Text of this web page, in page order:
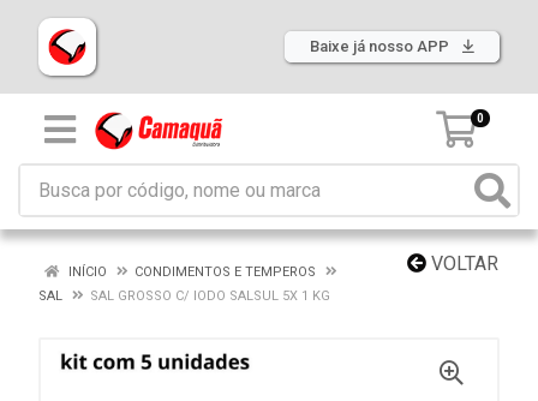
Baixe já nosso APP
0
VOLTAR
INÍCIO
CONDIMENTOS E TEMPEROS
SAL
SAL GROSSO C/ IODO SALSUL 5X 1 KG